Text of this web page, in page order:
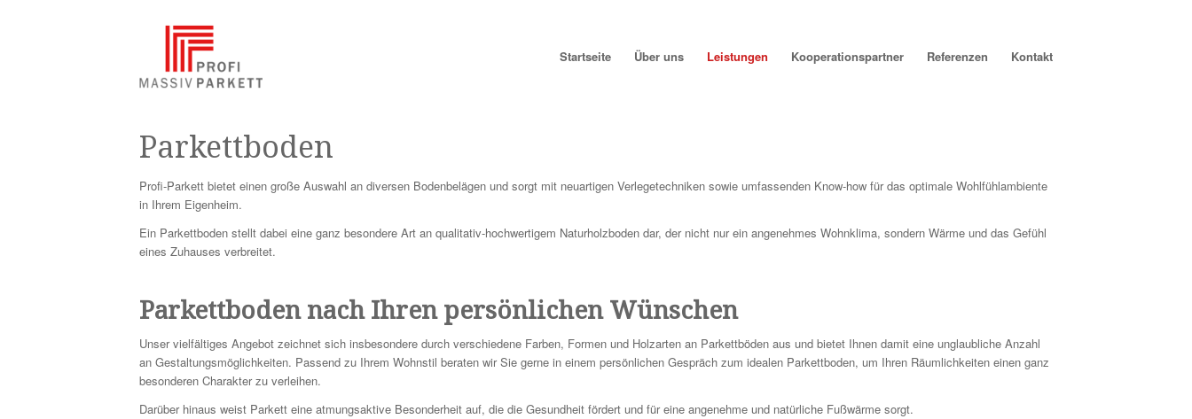
Startseite Über uns Leistungen Kooperationspartner Referenzen Kontakt
Parkettboden
Profi-Parkett bietet einen große Auswahl an diversen Bodenbelägen und sorgt mit neuartigen Verlegetechniken sowie umfassenden Know-how für das optimale Wohlfühlambiente
in Ihrem Eigenheim.
Ein Parkettboden stellt dabei eine ganz besondere Art an qualitativ-hochwertigem Naturholzboden dar, der nicht nur ein angenehmes Wohnklima, sondern Wärme und das Gefühl
eines Zuhauses verbreitet.
Parkettboden nach Ihren persönlichen Wünschen
Unser vielfältiges Angebot zeichnet sich insbesondere durch verschiedene Farben, Formen und Holzarten an Parkettböden aus und bietet Ihnen damit eine unglaubliche Anzahl
an Gestaltungsmöglichkeiten. Passend zu Ihrem Wohnstil beraten wir Sie gerne in einem persönlichen Gespräch zum idealen Parkettboden, um Ihren Räumlichkeiten einen ganz
besonderen Charakter zu verleihen.
Darüber hinaus weist Parkett eine atmungsaktive Besonderheit auf, die die Gesundheit fördert und für eine angenehme und natürliche Fußwärme sorgt.